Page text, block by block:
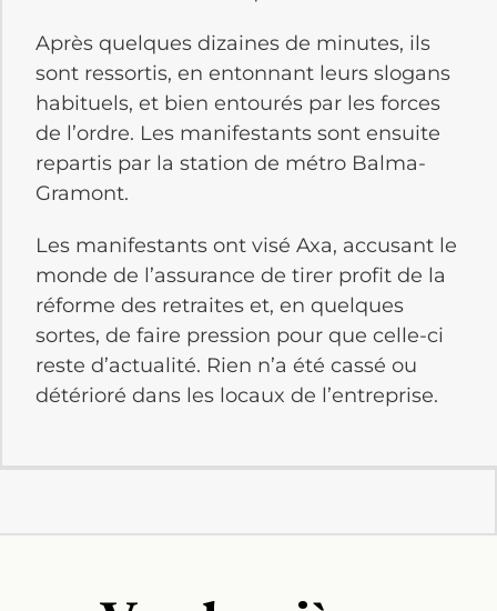
Après quelques dizaines de minutes, ils
sont ressortis, en entonnant leurs slogans
habituels, et bien entourés par les forces
de l’ordre. Les manifestants sont ensuite
repartis par la station de métro Balma-
Gramont.
Les manifestants ont visé Axa, accusant le
monde de l’assurance de tirer profit de la
réforme des retraites et, en quelques
sortes, de faire pression pour que celle-ci
reste d’actualité. Rien n’a été cassé ou
détérioré dans les locaux de l’entreprise.